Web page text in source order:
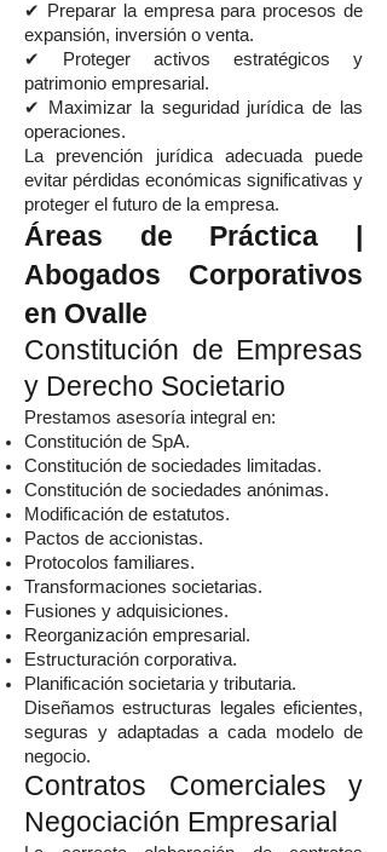
✔ Preparar la empresa para procesos de
expansión, inversión o venta.
✔ Proteger activos estratégicos y
patrimonio empresarial.
✔ Maximizar la seguridad jurídica de las
operaciones.
La prevención jurídica adecuada puede
evitar pérdidas económicas significativas y
proteger el futuro de la empresa.
Áreas de Práctica |
Abogados Corporativos
en Ovalle
Constitución de Empresas
y Derecho Societario
Prestamos asesoría integral en:
Constitución de SpA.
Constitución de sociedades limitadas.
Constitución de sociedades anónimas.
Modificación de estatutos.
Pactos de accionistas.
Protocolos familiares.
Transformaciones societarias.
Fusiones y adquisiciones.
Reorganización empresarial.
Estructuración corporativa.
Planificación societaria y tributaria.
Diseñamos estructuras legales eficientes,
seguras y adaptadas a cada modelo de
negocio.
Contratos Comerciales y
Negociación Empresarial